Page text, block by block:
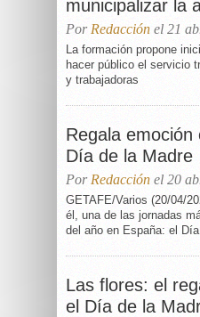
municipalizar la
Por Redacción el 21
La formación propone
hacer público el servicio
y trabajadoras
Regala emoción
Día de la Madre
Por Redacción el 20
GETAFE/Varios (20/04/
él, una de las jornadas
del año en España: el
Las flores: el
el Día de la